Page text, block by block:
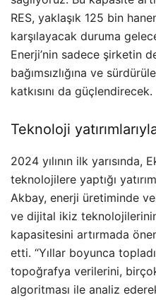
RES, yaklaşık 125 bin
karşılayacak duruma
Enerji’nin sadece şirketin
bağımsızlığına ve
katkısını da güçlendirecek.
Teknoloji
2024 yılının ilk yarısında,
teknolojilere yaptığı
Akbay, enerji üretiminde
ve dijital ikiz
kapasitesini artırmada
etti. “Yıllar boyunca
topoğrafya verilerini,
algoritması ile analiz